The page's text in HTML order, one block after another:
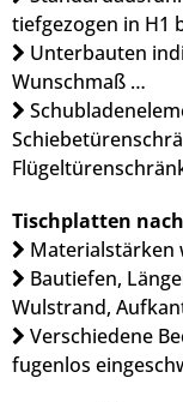
tiefgezogen in H1
Unterbauten
Wunschmaß …
Tischplatten
Materialstärken
Bautiefen,
Wulstrand,
Verschiedene
fugenlos